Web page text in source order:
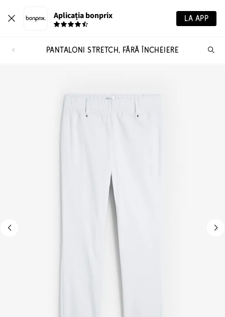
Aplicația bonprix LA APP
PANTALONI STRETCH, FĂRĂ ÎNCHEIERE